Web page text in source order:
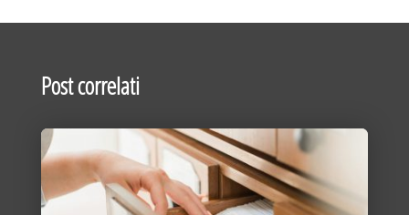
Post correlati